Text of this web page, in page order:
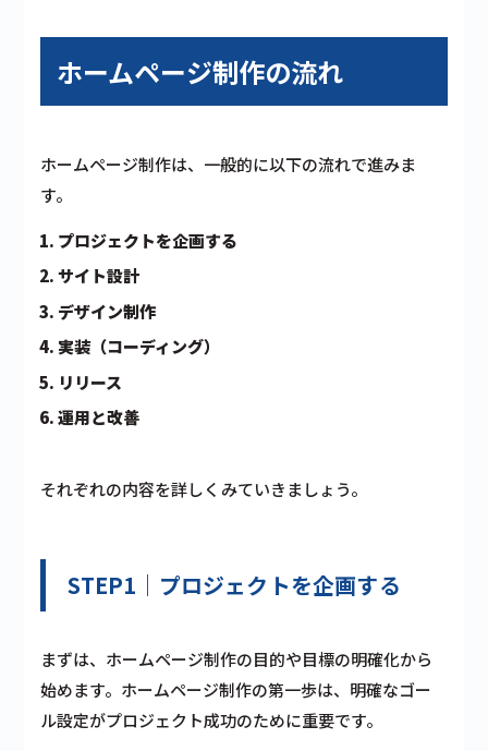
ホームページ制作の流れ
ホームページ制作は、一般的に以下の流れで進みま
す。
プロジェクトを企画する
サイト設計
デザイン制作
実装（コーディング）
リリース
運用と改善
それぞれの内容を詳しくみていきましょう。
STEP1｜プロジェクトを企画する
まずは、ホームページ制作の目的や目標の明確化から
始めます。ホームページ制作の第一歩は、明確なゴー
ル設定がプロジェクト成功のために重要です。